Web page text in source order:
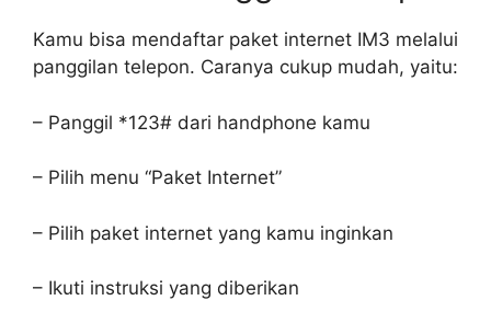
Kamu bisa mendaftar paket internet IM3 melalui
panggilan telepon. Caranya cukup mudah, yaitu:
– Panggil *123# dari handphone kamu
– Pilih menu “Paket Internet”
– Pilih paket internet yang kamu inginkan
– Ikuti instruksi yang diberikan